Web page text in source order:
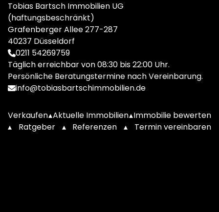
Tobias Bartsch Immobilien UG
(haftungsbeschränkt)
Grafenberger Allee 277-287
40237 Düsseldorf
0211 54269759
Täglich erreichbar von 08:30 bis 22:00 Uhr.
Persönliche Beratungstermine nach Vereinbarung.
info@tobiasbartschimmobilien.de
Verkaufen▴Aktuelle Immobilien▴Immobilie bewerten
▴
Ratgeber ▴ Referenzen ▴ Termin vereinbaren